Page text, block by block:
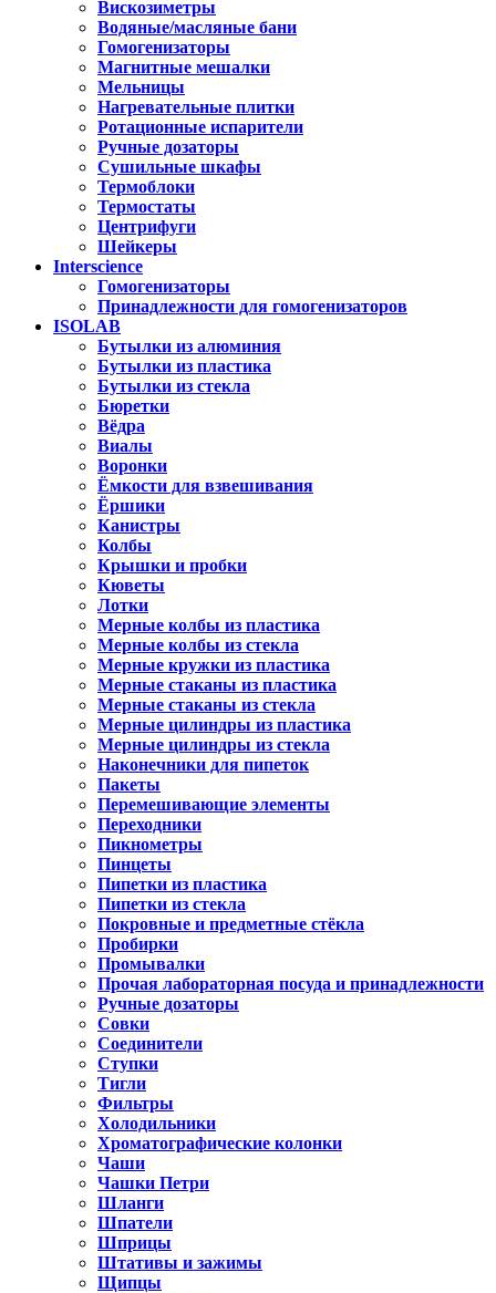
Вискозиметры
Водяные/масляные бани
Гомогенизаторы
Магнитные мешалки
Мельницы
Нагревательные плитки
Ротационные испарители
Ручные дозаторы
Сушильные шкафы
Термоблоки
Термостаты
Центрифуги
Шейкеры
Interscience
Гомогенизаторы
Принадлежности для гомогенизаторов
ISOLAB
Бутылки из алюминия
Бутылки из пластика
Бутылки из стекла
Бюретки
Вёдра
Виалы
Воронки
Ёмкости для взвешивания
Ёршики
Канистры
Колбы
Крышки и пробки
Кюветы
Лотки
Мерные колбы из пластика
Мерные колбы из стекла
Мерные кружки из пластика
Мерные стаканы из пластика
Мерные стаканы из стекла
Мерные цилиндры из пластика
Мерные цилиндры из стекла
Наконечники для пипеток
Пакеты
Перемешивающие элементы
Переходники
Пикнометры
Пинцеты
Пипетки из пластика
Пипетки из стекла
Покровные и предметные стёкла
Пробирки
Промывалки
Прочая лабораторная посуда и принадлежности
Ручные дозаторы
Совки
Соединители
Ступки
Тигли
Фильтры
Холодильники
Хроматографические колонки
Чаши
Чашки Петри
Шланги
Шпатели
Шприцы
Штативы и зажимы
Щипцы